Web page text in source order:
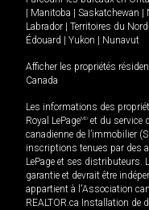
Manitoba Saskatchewan
Labrador
Territoires du
Édouard
Yukon Nunavut
Afficher les propriétés
Canada
Les informations des
Royal LePageMD et du service
canadienne de l’immobilier
inscriptions tenues par des
LePage et ses distributeurs.
garantie et devrait être
appartient à l'Association
REALTOR.ca Installation de